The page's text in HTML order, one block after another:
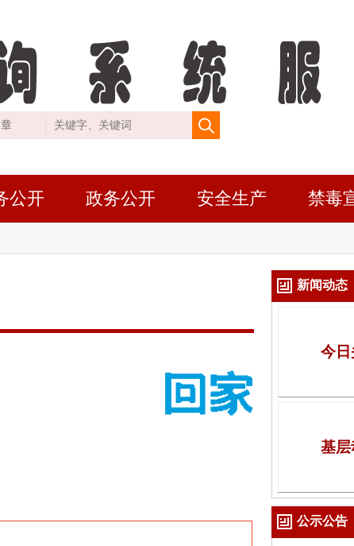
公开 政务公开 安全生产 禁毒
新闻动态
今
基
公示公告